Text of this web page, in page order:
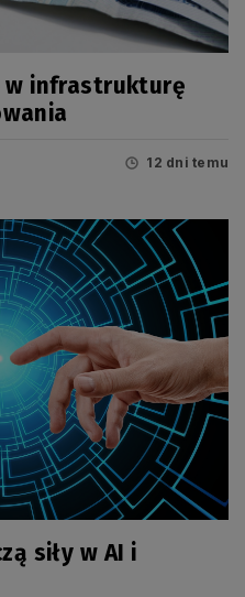
w infrastrukturę
12 dni temu
siły w AI i